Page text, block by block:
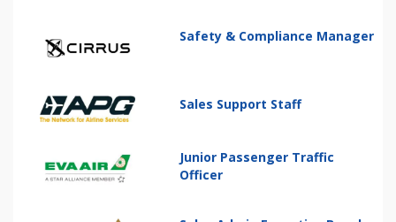
Safety & Compliance Manager
Sales Support Staff
Junior Passenger Traffic
Officer